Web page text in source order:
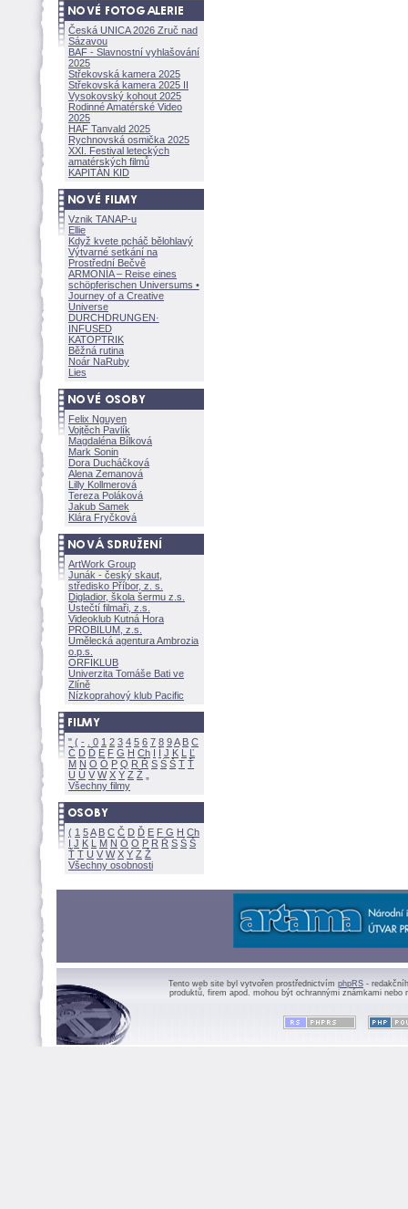
Česká UNICA 2026 Zruč nad
Sázavou
BAF - Slavnostní vyhlašování
2025
Střekovská kamera 2025
Střekovská kamera 2025 II
Vysokovský kohout 2025
Rodinné Amatérské Video
2025
HAF Tanvald 2025
Rychnovská osmička 2025
XXI. Festival leteckých
amatérských filmů
KAPITÁN KID
Vznik TANAP-u
Ellie
Když kvete pcháč bělohlavý
Výtvarné setkání na
Prostřední Bečvě
ARMONÍA – Reise eines
schöpferischen Universums •
Journey of a Creative
Universe
DURCHDRUNGEN·
INFUSED
KATOPTRIK
Běžná rutina
Noár NaRuby
Lies
Felix Nguyen
Vojtěch Pavlík
Magdaléna Bílkov
Mark Sonin
Dora Ducháčkov
Alena Zemanov
Lilly Kollmerov
Tereza Polákov
Jakub Samek
Klára Fryčkov
ArtWork Group
Junák - český skaut,
středisko Příbor, z. s.
Digladior, škola šermu z.s.
Ústečtí filmaři, z.s.
Videoklub Kutná Hora
PROBILUM, z.s.
Umělecká agentura Ambrozia
o.p.s.
ORFIKLUB
Univerzita Tomáše Bati ve
Zlíně
Nízkoprahový klub Pacific
" ( - 0 1 2 3 4 5 6 7 8 9A B C
Č D Ď E F G H Ch I Í J K L
Ľ
M N O Ó P Q R Ř S Ś T Ť
U Ú V W X Y Z
Všechny filmy
( 1 5A B C Č D Ď E F G H Ch
I J K L M N Ó O P R Ř S Ś
Ť T U V W X Y Z
Všechny osobnosti
Tento web site byl vytvořen prostřednictvím phpRS -
produktů, firem apod. mohou být ochrannými známkami